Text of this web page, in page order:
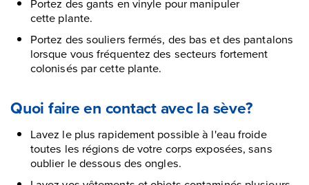
cette plante.
Portez des souliers fermés, des bas et des pantalons
lorsque vous fréquentez des secteurs fortement
colonisés par cette plante.
Quoi faire en contact avec la sève?
Lavez le plus rapidement possible à l'eau froide
toutes les régions de votre corps exposées, sans
oublier le dessous des ongles.